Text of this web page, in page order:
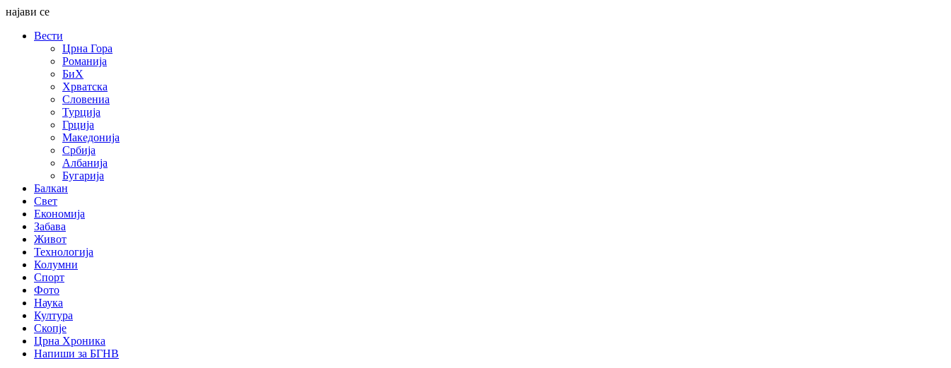
најави се
Вести
Црна Гора
Романија
БиХ
Хрватска
Словениа
Турција
Грција
Македонија
Србија
Албанија
Бугарија
Балкан
Свет
Економија
Забава
Живот
Технологија
Колумни
Спорт
Фото
Наука
Култура
Скопје
Црна Хроника
Напиши за БГНВ